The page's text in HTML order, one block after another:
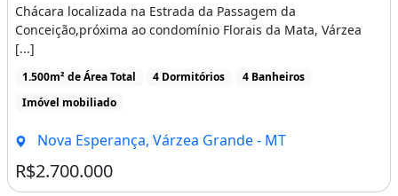
Chácara localizada na Estrada da Passagem da
Conceição,próxima ao condomínio Florais da Mata, Várzea
[...]
1.500m² de Área Total 4 Dormitórios
4 Banheiros
Imóvel mobiliado
Nova Esperança, Várzea Grande - MT
R$2.700.000